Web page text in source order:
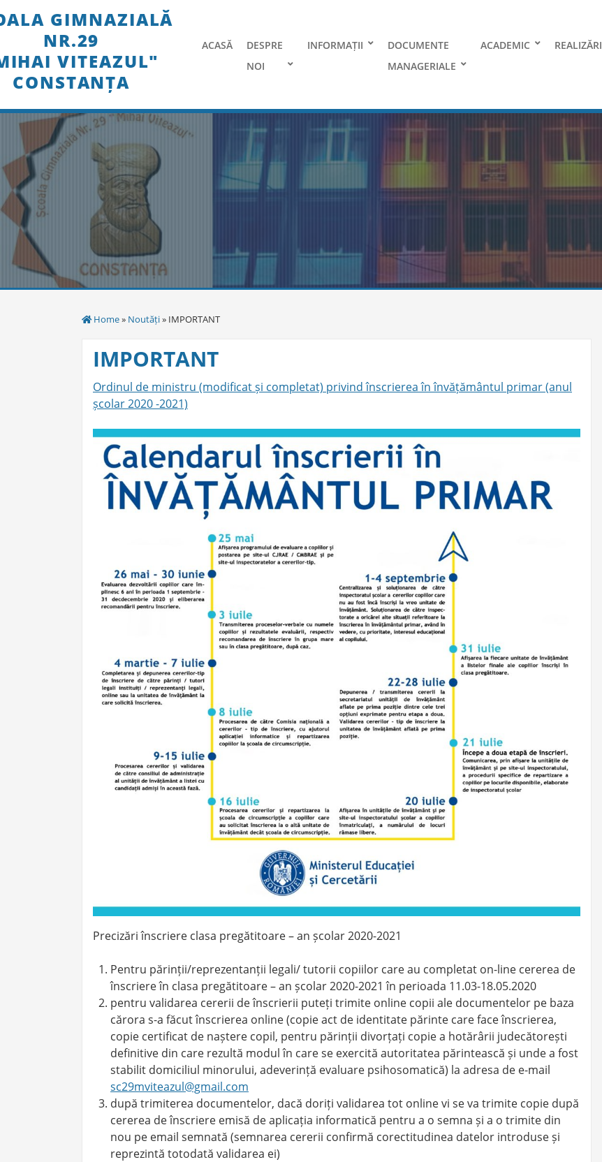
to
GIMNAZIALĂ
NR.29
VITEAZUL"
CONSTANȚA
ACASĂ
DESPRE
NOI
INFORMAȚII
DOCUMENTE
MANAGERIALE
ACADEMIC REALIZĂRI
Home» Noutăți» IMPORTANT
IMPORTANT
Ordinul de ministru (modificat și completat) privind înscrierea în învățământul primar (anul
școlar 2020 -2021)
Precizări înscriere clasa pregătitoare – an școlar 2020-2021
Pentru părinții/reprezentanții legali/ tutorii copiilor care au completat on-line cererea de
înscriere în clasa pregătitoare – an școlar 2020-2021 în perioada 11.03-18.05.2020
pentru validarea cererii de înscrierii puteți trimite online copii ale documentelor pe baza
cărora s-a făcut înscrierea online (copie act de identitate părinte care face înscrierea,
copie certificat de naștere copil, pentru părinții divorțați copie a hotărârii judecătorești
definitive din care rezultă modul în care se exercită autoritatea părintească și unde a fost
stabilit domiciliul minorului, adeverință evaluare psihosomatică) la adresa de e-mail
sc29mviteazul@gmail.com
după trimiterea documentelor, dacă doriți validarea tot online vi se va trimite copie după
cererea de înscriere emisă de aplicația informatică pentru a o semna și a o trimite din
nou pe email semnată (semnarea cererii confirmă corectitudinea datelor introduse și
reprezintă totodată validarea ei)